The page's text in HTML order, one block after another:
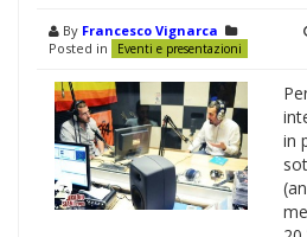
By Francesco Vignarca
Posted in
Eventi e presentazioni
in